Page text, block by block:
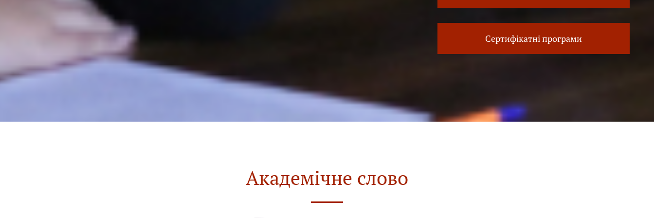
Сертифікатні програми
Академічне слово